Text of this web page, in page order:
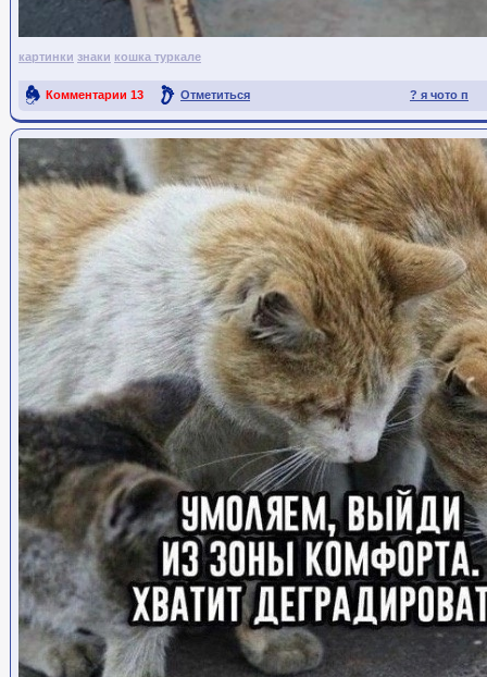
картинки знаки кошка туркале
? я чото п
Комментарии 13 Отметиться
Ссылка на пост